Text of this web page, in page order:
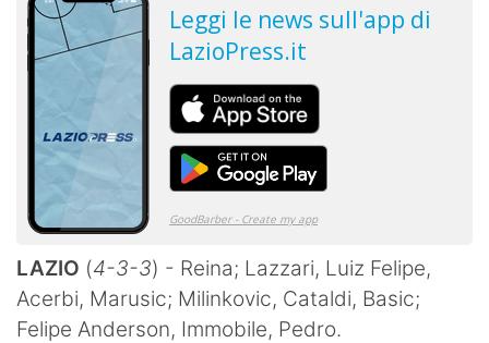
LAZIO (4-3-3) - Reina; Lazzari, Luiz Felipe,
Acerbi, Marusic; Milinkovic, Cataldi, Basic;
Felipe Anderson, Immobile, Pedro.